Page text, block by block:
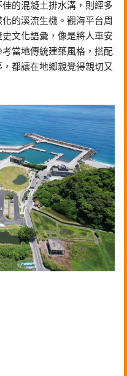
的混凝土排水溝，則經多
的溪流生機。觀海平台周
文化語彙，像是將人車安
當地傳統建築風格，搭配
都讓在地鄉親覺得親切又